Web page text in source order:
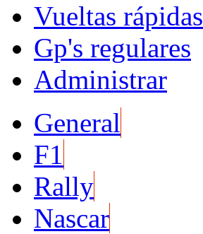
Vueltas rápidas
Gp's regulares
Administrar
General
F1
Rally
Nascar